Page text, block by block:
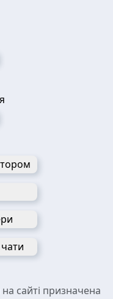
сайті призначена